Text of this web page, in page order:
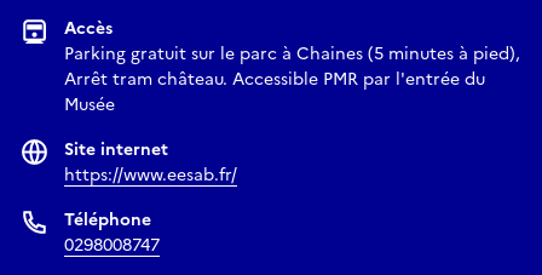
Accès
Parking gratuit sur le parc à Chaines (5 minutes à pied),
Arrêt tram château. Accessible PMR par l'entrée du
Musée
Site internet
https://www.eesab.fr/
Téléphone
0298008747